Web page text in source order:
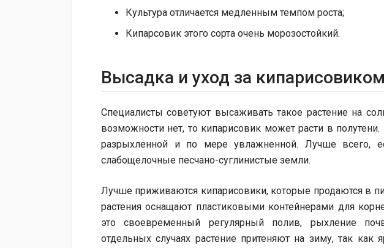
Культура отличается медленным темпом роста;
Кипарсовик этого сорта очень морозостойкий.
Высадка и у​ход за
Специалисты советуют высаживать такое растение на
возможности нет, то кипарисовик может расти в
разрыхленной и по мере увлажненной. Лучше всего,
слабощелочные песчано-суглинистые земли.
Лучше приживаются кипарисовики, которые продаются в
растения оснащают пластиковыми контейнерами для
это своевременный регулярный полив, рыхление
отдельных случаях растение притеняют на зиму, так как